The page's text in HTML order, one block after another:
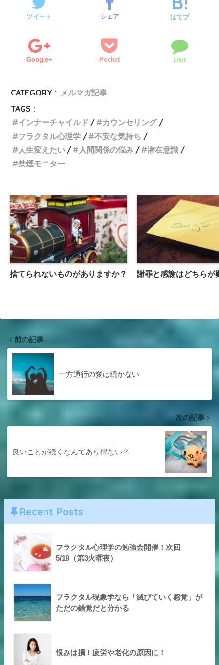
ツイート シェア はてブ
Google+ Pocket LINE
CATEGORY : メルマガ記事
TAGS :
インナーチャイルド
カウンセリング
フラクタル心理学
不安な気持ち
人生変えたい
人間関係の悩み
潜在意識
禁煙モニター
捨てられないものがありますか？ 謝罪と感謝はどちらが
前の記事
一方通行の愛は続かない
次の記事
良いことが続くなんてあり得ない？
Recent Posts
フラクタル心理学の勉強会開催！次回
5/19（第3火曜夜）
フラクタル現象学なら「滅びていく感覚」が
ただの錯覚だと分かる
恨みは損！疲労や老化の原因に！